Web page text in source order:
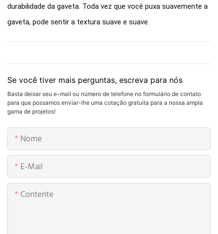
durabilidade da gaveta. Toda vez que você puxa suavemente a
gaveta, pode sentir a textura suave e suave.
Se você tiver mais perguntas, escreva para nós
Basta deixar seu e-mail ou número de telefone no formulário de contato
para que possamos enviar-lhe uma cotação gratuita para a nossa ampla
gama de projetos!
Nome
E-Mail
Contente